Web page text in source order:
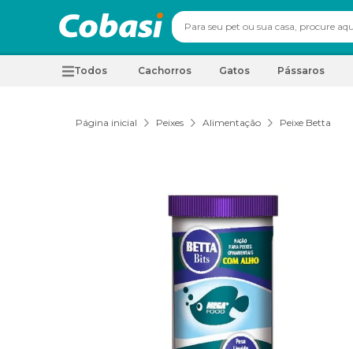
Todos Cachorros Gatos Pássaros
Página inicial Peixes Alimentação Peixe Betta